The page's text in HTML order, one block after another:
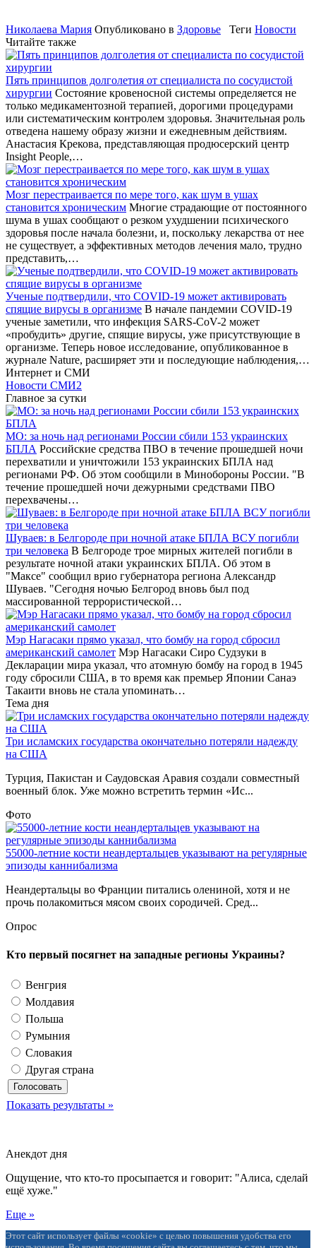
Николаева Мария Опубликовано в Здоровье Теги Новости
Читайте также
Пять принципов долголетия от специалиста по сосудистой
хирургии Состояние кровеносной системы определяется не
только медикаментозной терапией, дорогими процедурами
или систематическим контролем здоровья. Значительная роль
отведена нашему образу жизни и ежедневным действиям.
Анастасия Крекова, представляющая продюсерский центр
Insight People,…
Мозг перестраивается по мере того, как шум в ушах
становится хроническим Многие страдающие от постоянного
шума в ушах сообщают о резком ухудшении психического
здоровья после начала болезни, и, поскольку лекарства от нее
не существует, а эффективных методов лечения мало, трудно
представить,…
Ученые подтвердили, что COVID-19 может активировать
спящие вирусы в организме В начале пандемии COVID-19
ученые заметили, что инфекция SARS-CoV-2 может
«пробудить» другие, спящие вирусы, уже присутствующие в
организме. Теперь новое исследование, опубликованное в
журнале Nature, расширяет эти и последующие наблюдения,…
Интернет и СМИ
Новости СМИ2
Главное за сутки
МО: за ночь над регионами России сбили 153 украинских
БПЛА Российские средства ПВО в течение прошедшей ночи
перехватили и уничтожили 153 украинских БПЛА над
регионами РФ. Об этом сообщили в Минобороны России. "В
течение прошедшей ночи дежурными средствами ПВО
перехвачены…
Шуваев: в Белгороде при ночной атаке БПЛА ВСУ погибли
три человека В Белгороде трое мирных жителей погибли в
результате ночной атаки украинских БПЛА. Об этом в
"Максе" сообщил врио губернатора региона Александр
Шуваев. "Сегодня ночью Белгород вновь был под
массированной террористической…
Мэр Нагасаки прямо указал, что бомбу на город сбросил
американский самолет Мэр Нагасаки Сиро Судзуки в
Декларации мира указал, что атомную бомбу на город в 1945
году сбросили США, в то время как премьер Японии Санаэ
Такаити вновь не стала упоминать…
Тема дня
Три исламских государства окончательно потеряли надежду
на США
Турция, Пакистан и Саудовская Аравия создали совместный
военный блок. Уже можно встретить термин «Ис...
Фото
55000-летние кости неандертальцев указывают на регулярные
эпизоды каннибализма
Неандертальцы во Франции питались олениной, хотя и не
прочь полакомиться мясом своих сородичей. Сред...
Опрос
Кто первый посягнет на западные регионы Украины?
Венгрия
Молдавия
Польша
Румыния
Словакия
Другая страна
Показать результаты »
Анекдот дня
Ощущение, что кто-то просыпается и говорит: "Алиса, сделай
ещё хуже."
Еще »
Этот сайт использует файлы «cookie» с целью повышения удобства его